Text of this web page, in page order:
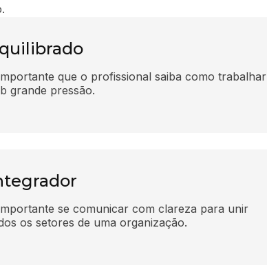
que o profissional saiba como trabalhar
grande pressão.
se comunicar com clareza para unir
os setores de uma organização.